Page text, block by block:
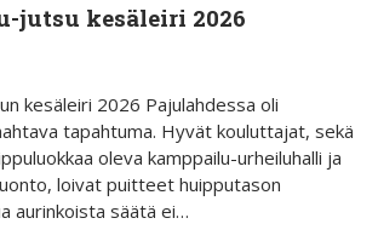
jutsu kesäleiri 2026
kesäleiri 2026 Pajulahdessa oli
tapahtuma. Hyvät kouluttajat, sekä
oleva kamppailu-urheiluhalli ja
loivat puitteet huipputason
aurinkoista säätä ei…